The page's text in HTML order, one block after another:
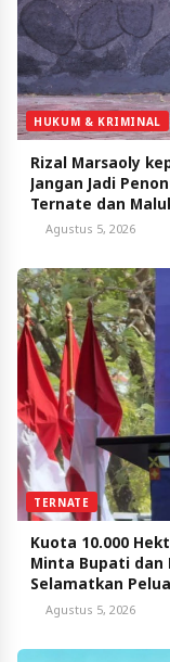
HUKUM & KRIMINAL
Rizal Marsaoly
Jangan Jadi
Ternate dan
Agustus 5, 2026
TERNATE
Kuota 10.000
Minta Bupati dan
Selamatkan
Agustus 5, 2026